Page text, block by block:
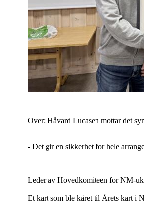
Over: Håvard Lucasen mottar det
- Det gir en sikkerhet for hele
Leder av Hovedkomiteen for NM-
Et kart som ble kåret til Årets kart i